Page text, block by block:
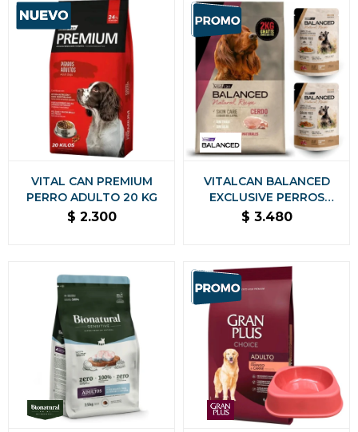
VITAL CAN PREMIUM
PERRO ADULTO 20 KG
$ 2.300
VITALCAN BALANCED
EXCLUSIVE PERROS
ADULTOS CERDO 15 KG +
$ 3.480